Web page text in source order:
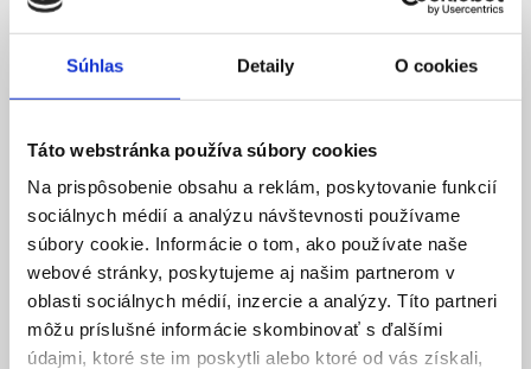
Súhlas Detaily O cookies
Táto webstránka používa súbory cookies
Na prispôsobenie obsahu a reklám, poskytovanie funkcií
sociálnych médií a analýzu návštevnosti používame
súbory cookie. Informácie o tom, ako používate naše
webové stránky, poskytujeme aj našim partnerom v
oblasti sociálnych médií, inzercie a analýzy. Títo partneri
môžu príslušné informácie skombinovať s ďalšími
údajmi, ktoré ste im poskytli alebo ktoré od vás získali,